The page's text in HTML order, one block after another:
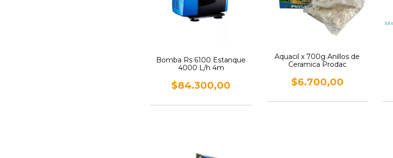
Bomba Rs 6100 Estanque
4000 L/h 4m
$84.300,00
Aquacil x 700g Anillos de
Ceramica Prodac
$6.700,00